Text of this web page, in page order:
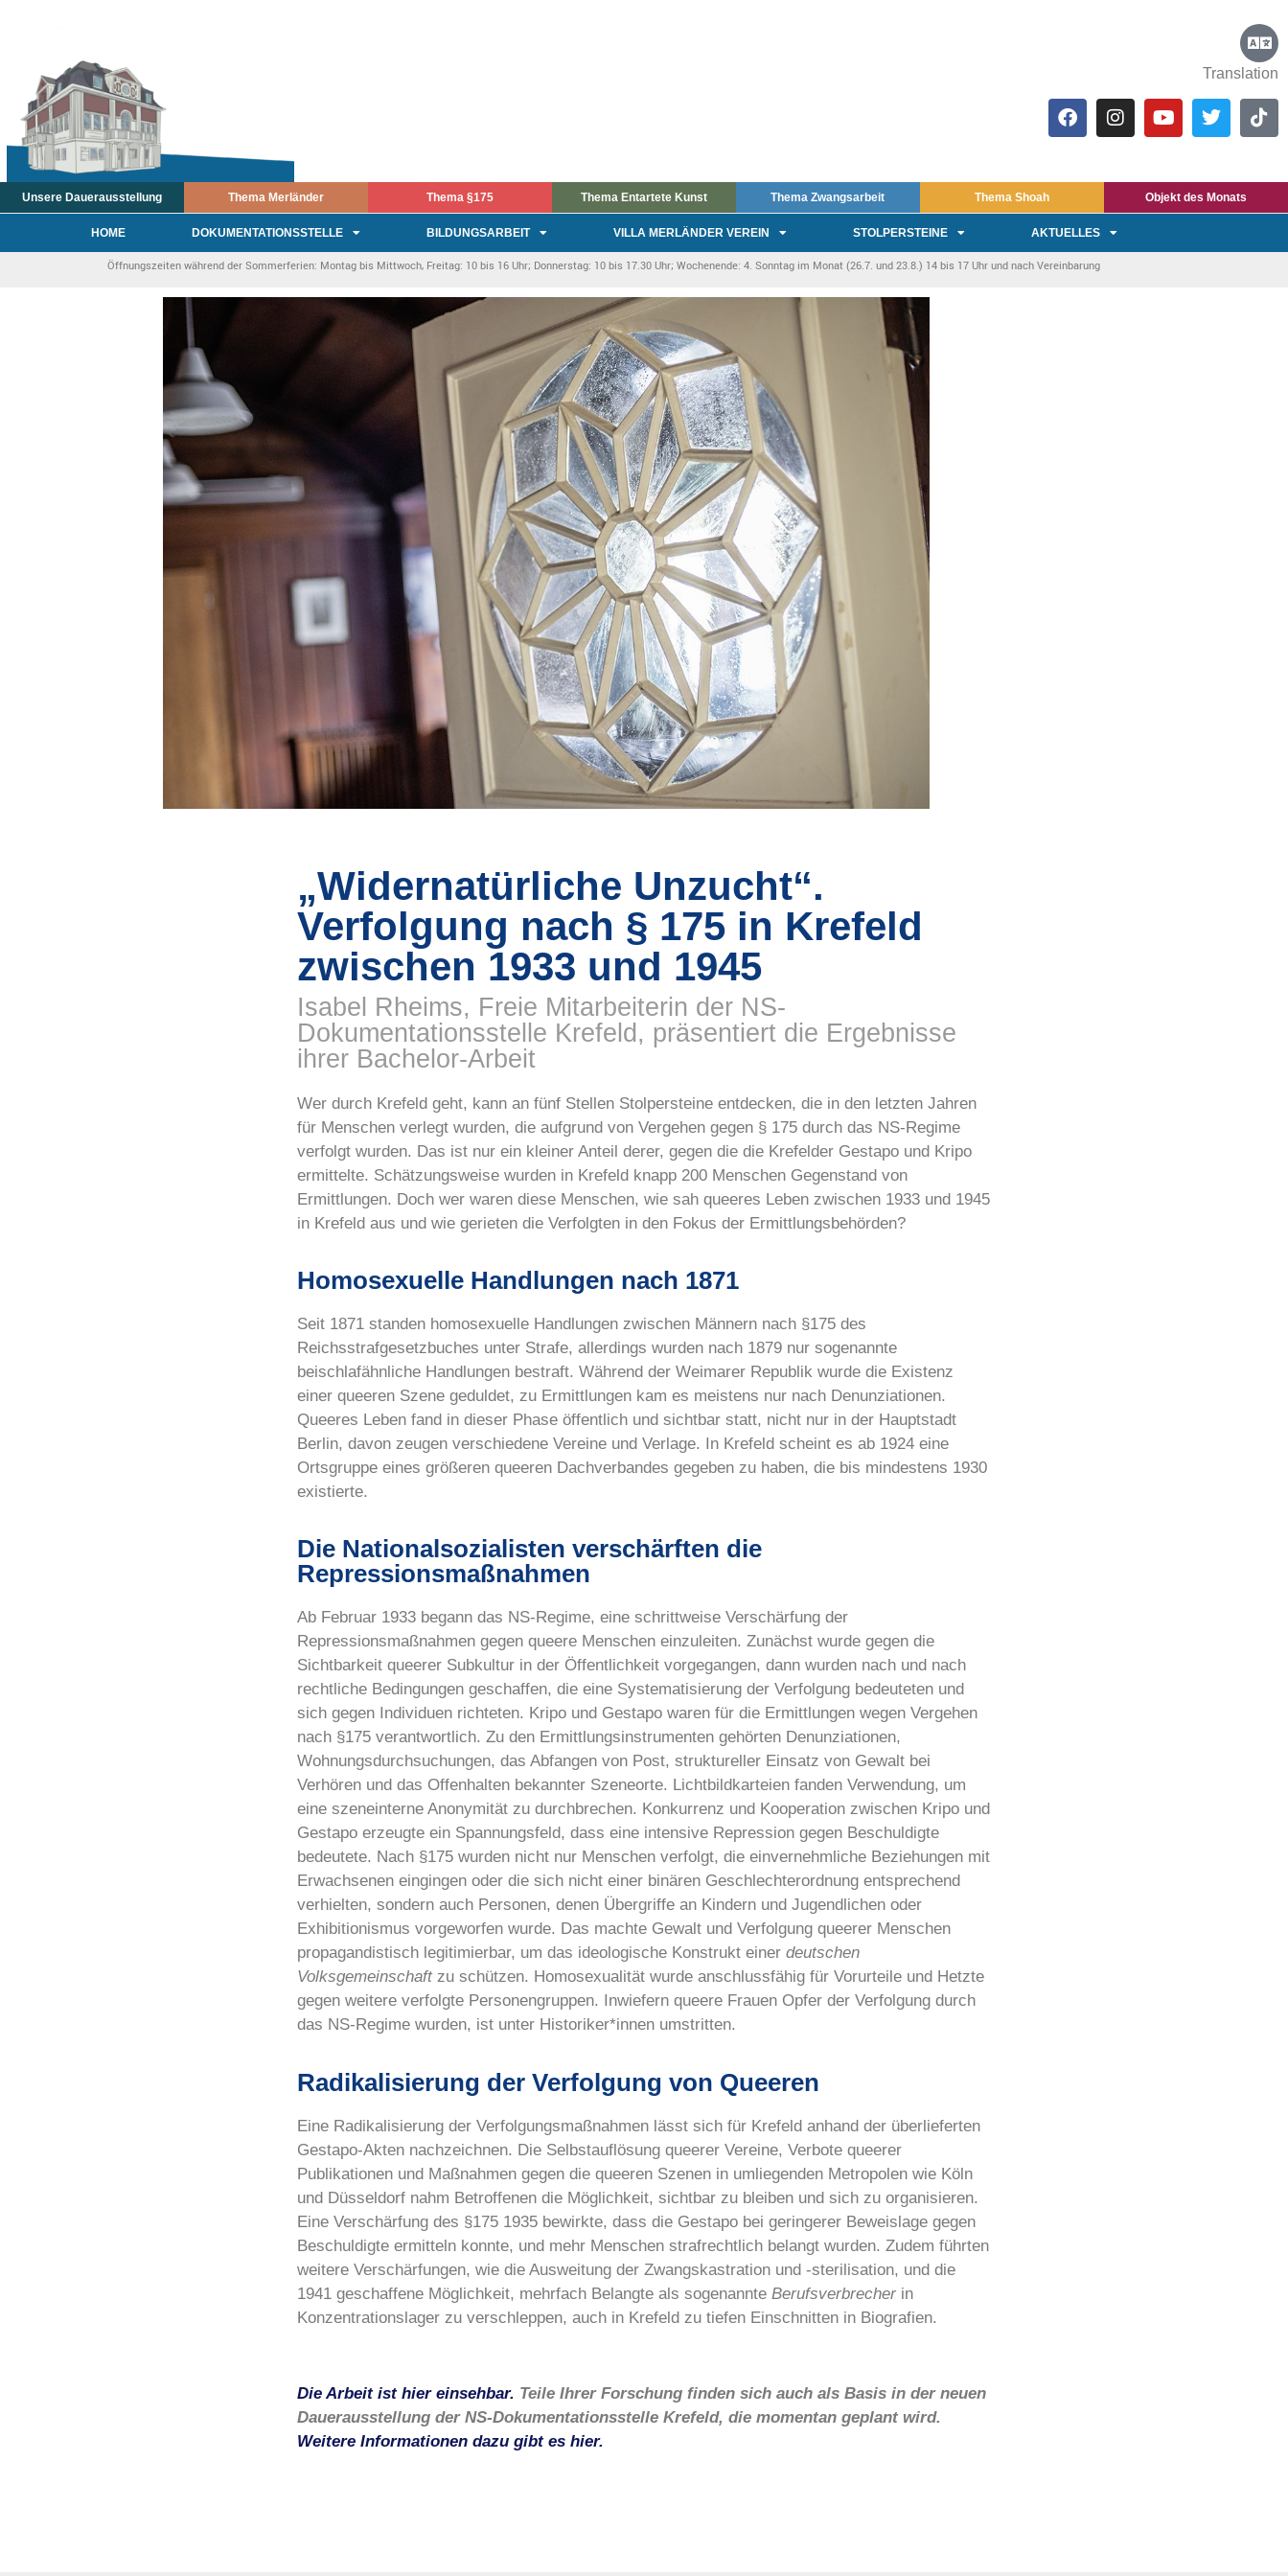
Translation
Unsere Dauerausstellung Thema Merländer Thema §175 Thema Entartete Kunst Thema Zwangsarbeit Thema Shoah Objekt des Monats
HOME DOKUMENTATIONSSTELLE BILDUNGSARBEIT VILLA MERLÄNDER VEREIN STOLPERSTEINE AKTUELLES
Öffnungszeiten während der Sommerferien: Montag bis Mittwoch, Freitag: 10 bis 16 Uhr; Donnerstag: 10 bis 17.30 Uhr; Wochenende: 4. Sonntag im Monat (26.7. und 23.8.) 14 bis 17 Uhr und nach Vereinbarung
„Widernatürliche Unzucht“.
Verfolgung nach § 175 in Krefeld
zwischen 1933 und 1945
Isabel Rheims, Freie Mitarbeiterin der NS-
Dokumentationsstelle Krefeld, präsentiert die Ergebnisse
ihrer Bachelor-Arbeit
Wer durch Krefeld geht, kann an fünf Stellen Stolpersteine entdecken, die in den letzten Jahren
für Menschen verlegt wurden, die aufgrund von Vergehen gegen § 175 durch das NS-Regime
verfolgt wurden. Das ist nur ein kleiner Anteil derer, gegen die die Krefelder Gestapo und Kripo
ermittelte. Schätzungsweise wurden in Krefeld knapp 200 Menschen Gegenstand von
Ermittlungen. Doch wer waren diese Menschen, wie sah queeres Leben zwischen 1933 und 1945
in Krefeld aus und wie gerieten die Verfolgten in den Fokus der Ermittlungsbehörden?
Homosexuelle Handlungen nach 1871
Seit 1871 standen homosexuelle Handlungen zwischen Männern nach §175 des
Reichsstrafgesetzbuches unter Strafe, allerdings wurden nach 1879 nur sogenannte
beischlafähnliche Handlungen bestraft. Während der Weimarer Republik wurde die Existenz
einer queeren Szene geduldet, zu Ermittlungen kam es meistens nur nach Denunziationen.
Queeres Leben fand in dieser Phase öffentlich und sichtbar statt, nicht nur in der Hauptstadt
Berlin, davon zeugen verschiedene Vereine und Verlage. In Krefeld scheint es ab 1924 eine
Ortsgruppe eines größeren queeren Dachverbandes gegeben zu haben, die bis mindestens 1930
existierte.
Die Nationalsozialisten verschärften die
Repressionsmaßnahmen
Ab Februar 1933 begann das NS-Regime, eine schrittweise Verschärfung der
Repressionsmaßnahmen gegen queere Menschen einzuleiten. Zunächst wurde gegen die
Sichtbarkeit queerer Subkultur in der Öffentlichkeit vorgegangen, dann wurden nach und nach
rechtliche Bedingungen geschaffen, die eine Systematisierung der Verfolgung bedeuteten und
sich gegen Individuen richteten. Kripo und Gestapo waren für die Ermittlungen wegen Vergehen
nach §175 verantwortlich. Zu den Ermittlungsinstrumenten gehörten Denunziationen,
Wohnungsdurchsuchungen, das Abfangen von Post, struktureller Einsatz von Gewalt bei
Verhören und das Offenhalten bekannter Szeneorte. Lichtbildkarteien fanden Verwendung, um
eine szeneinterne Anonymität zu durchbrechen. Konkurrenz und Kooperation zwischen Kripo und
Gestapo erzeugte ein Spannungsfeld, dass eine intensive Repression gegen Beschuldigte
bedeutete. Nach §175 wurden nicht nur Menschen verfolgt, die einvernehmliche Beziehungen mit
Erwachsenen eingingen oder die sich nicht einer binären Geschlechterordnung entsprechend
verhielten, sondern auch Personen, denen Übergriffe an Kindern und Jugendlichen oder
Exhibitionismus vorgeworfen wurde. Das machte Gewalt und Verfolgung queerer Menschen
propagandistisch legitimierbar, um das ideologische Konstrukt einer deutschen
Volksgemeinschaftzu schützen. Homosexualität wurde anschlussfähig für Vorurteile und Hetzte
gegen weitere verfolgte Personengruppen. Inwiefern queere Frauen Opfer der Verfolgung durch
das NS-Regime wurden, ist unter Historiker*innen umstritten.
Radikalisierung der Verfolgung von Queeren
Eine Radikalisierung der Verfolgungsmaßnahmen lässt sich für Krefeld anhand der überlieferten
Gestapo-Akten nachzeichnen. Die Selbstauflösung queerer Vereine, Verbote queerer
Publikationen und Maßnahmen gegen die queeren Szenen in umliegenden Metropolen wie Köln
und Düsseldorf nahm Betroffenen die Möglichkeit, sichtbar zu bleiben und sich zu organisieren.
Eine Verschärfung des §175 1935 bewirkte, dass die Gestapo bei geringerer Beweislage gegen
Beschuldigte ermitteln konnte, und mehr Menschen strafrechtlich belangt wurden. Zudem führten
weitere Verschärfungen, wie die Ausweitung der Zwangskastration und -sterilisation, und die
1941 geschaffene Möglichkeit, mehrfach Belangte als sogenannte Berufsverbrecher in
Konzentrationslager zu verschleppen, auch in Krefeld zu tiefen Einschnitten in Biografien.
Die Arbeit ist hier einsehbar. Teile Ihrer Forschung finden sich auch als Basis in der neuen
Dauerausstellung der NS-Dokumentationsstelle Krefeld, die momentan geplant wird.
Weitere Informationen dazu gibt es hier.